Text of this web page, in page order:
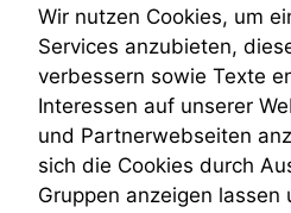
Teilungsklage
Venezuela
VRK
Wiederherstellungsanordnung
Zivilprozessordnung
ZPO
Zustellfiktion
Zuständigkeit
Wir nutzen Cookies, um
Services anzubieten,
verbessern sowie Texte
Interessen auf unserer
und Partnerwebseiten
sich die Cookies durch
Gruppen anzeigen lassen